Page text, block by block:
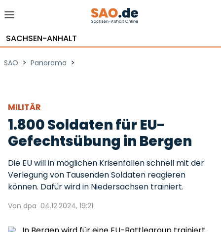
SACHSEN-ANHALT
SAO > Panorama >
MILITÄR
1.800 Soldaten für EU-
Gefechtsübung in Bergen
Die EU will in möglichen Krisenfällen schnell mit der
Verlegung von Tausenden Soldaten reagieren
können. Dafür wird in Niedersachsen trainiert.
Von dpa 04.12.2024, 19:21